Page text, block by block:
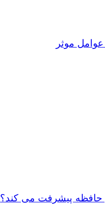
موثر
حافظه پیشرفت می کند؟